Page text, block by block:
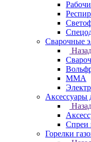
Сварочные
ММА
Аксессуары
Спреи
Горелки